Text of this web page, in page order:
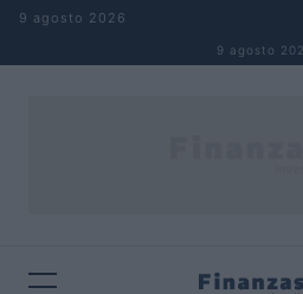
Saltar al contenido
9 agosto 2026
9 agosto